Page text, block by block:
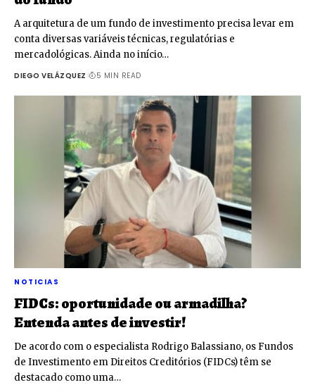
A arquitetura de um fundo de investimento precisa levar em
conta diversas variáveis técnicas, regulatórias e
mercadológicas. Ainda no início…
DIEGO VELÁZQUEZ 5 MIN READ
NOTICIAS
FIDCs: oportunidade ou armadilha?
Entenda antes de investir!
De acordo com o especialista Rodrigo Balassiano, os Fundos
de Investimento em Direitos Creditórios (FIDCs) têm se
destacado como uma…